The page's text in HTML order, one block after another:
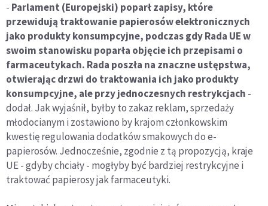
- Parlament (Europejski) poparł zapisy, które
przewidują traktowanie papierosów elektronicznych
jako produkty konsumpcyjne, podczas gdy Rada UE w
swoim stanowisku poparła objęcie ich przepisami o
farmaceutykach. Rada poszła na znaczne ustępstwa,
otwierając drzwi do traktowania ich jako produkty
konsumpcyjne, ale przy jednoczesnych restrykcjach -
dodał. Jak wyjaśnił, byłby to zakaz reklam, sprzedaży
młodocianym i zostawiono by krajom członkowskim
kwestię regulowania dodatków smakowych do e-
papierosów. Jednocześnie, zgodnie z tą propozycją, kraje
UE - gdyby chciały - mogłyby być bardziej restrykcyjne i
traktować papierosy jak farmaceutyki.